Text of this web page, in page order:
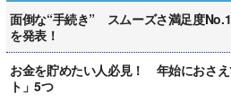
面倒な“手続き” スムーズさ満足度No.1
を発表！
お金を貯めたい人必見！ 年始におさ
ト」5つ